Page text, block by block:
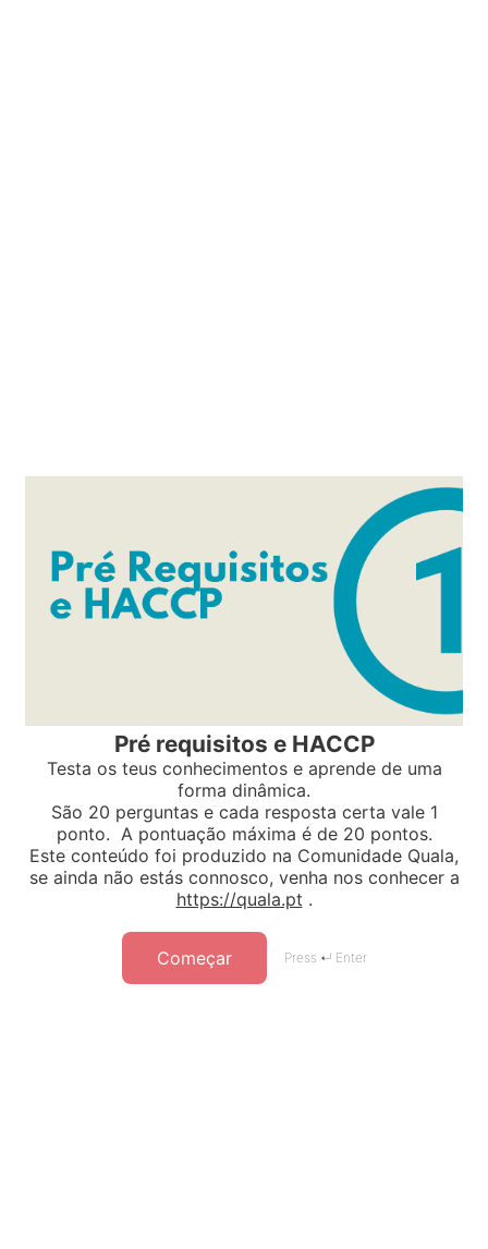
Pré requisitos e HACCP
Testa os teus conhecimentos e aprende de uma
forma dinâmica.
São 20 perguntas e cada resposta certa vale 1
ponto. A pontuação máxima é de 20 pontos.
Este conteúdo foi produzido na Comunidade Quala,
se ainda não estás connosco, venha nos conhecer a
https://quala.pt .
Começar Press ↵ Enter